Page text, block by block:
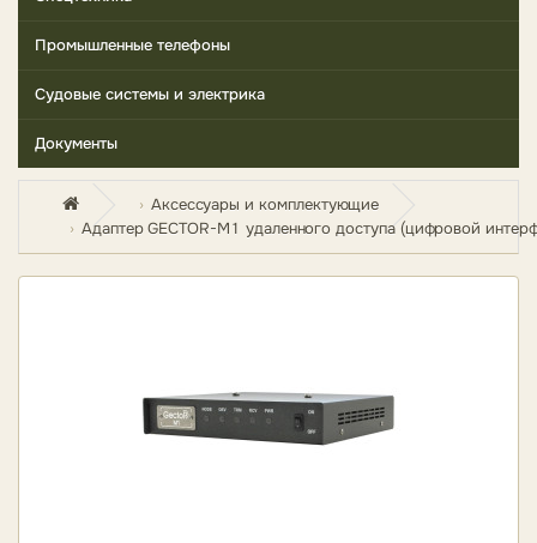
Промышленные телефоны
Судовые системы и электрика
Документы
Аксессуары и комплектующие
Адаптер GECTOR-M1 удаленного доступа (цифровой